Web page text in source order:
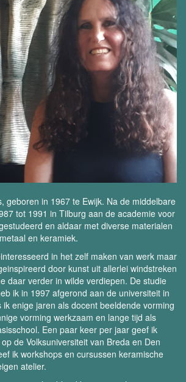
geboren in 1967 te Ewijk. Na de middelbare
tot 1991 in Tilburg aan de academie voor
en aldaar met diverse materialen
en keramiek.
in het zelf maken van werk maar
door kunst uit allerlei windstreken
daar verder in wilde verdiepen. De studie
ik in 1997 afgerond aan de universiteit in
ik enige jaren als docent beeldende vorming
vorming werkzaam en lange tijd als
Een paar keer per jaar geef ik
de Volksuniversiteit van Breda en Den
ik workshops en cursussen keramische
atelier.